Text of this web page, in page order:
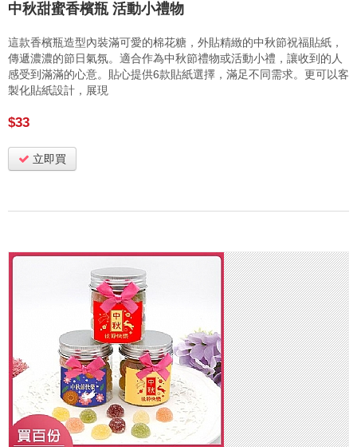
中秋甜蜜香檳瓶 活動小禮物
這款香檳瓶造型內裝滿可愛的棉花糖，外貼精緻的中秋節祝福貼紙，
傳遞濃濃的節日氣氛。適合作為中秋節禮物或活動小禮，讓收到的人
感受到滿滿的心意。貼心提供6款貼紙選擇，滿足不同需求。更可以客
製化貼紙設計，展現
$33
立即買